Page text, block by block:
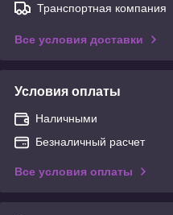
Транспортная компания
Все условия доставки
Условия оплаты
Наличными
Безналичный расчет
Все условия оплаты